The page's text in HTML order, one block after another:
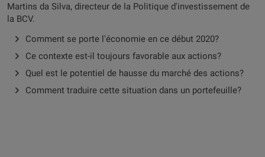
Martins da Silva, directeur de la Politique d'investissement de
la BCV.
Comment se porte l'économie en ce début 2020?
Ce contexte est-il toujours favorable aux actions?
Quel est le potentiel de hausse du marché des actions?
Comment traduire cette situation dans un portefeuille?